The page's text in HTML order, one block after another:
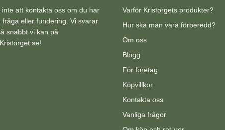
inte att kontakta oss om du har
fråga eller fundering. Vi svarar
snabbt vi kan på
!
Varför Kristorgets produkter?
Hur ska man vara förberedd?
Om oss
Blogg
För företag
Köpvillkor
Kontakta oss
Vanliga frågor